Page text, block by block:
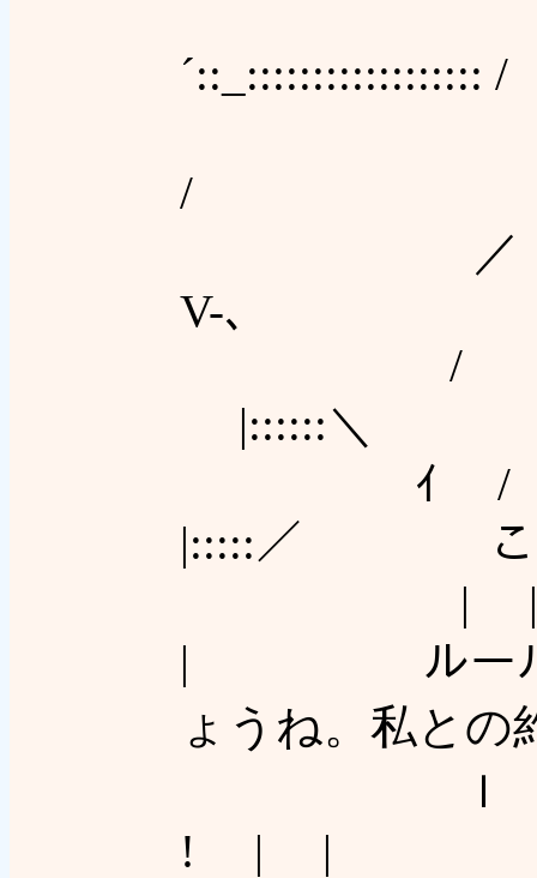
´::_:::::::::::::::::: /
/
V-､
|::::::＼
ｲ / ;'
|:::::／ この
| | | ‐-/
| ルールを
ょうね。私との
ｌ ｌ !
! | |